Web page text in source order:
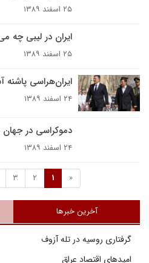
۲۵ اسفند ۱۳۸۹
ایران در لیبی چه
۲۵ اسفند ۱۳۸۹
ايران‌هراسى
۲۴ اسفند ۱۳۸۹
دموکراسی در
۲۴ اسفند ۱۳۸۹
«
1
2
3
آخرین خبرها
گرفتاری روسیه در تله آزوف
امیدهای اقتصاد عراق